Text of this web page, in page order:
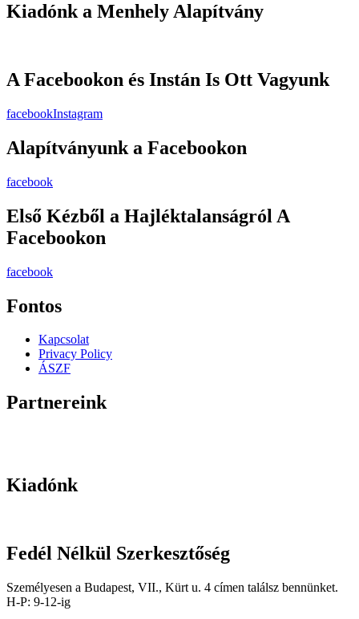
Kiadónk a Menhely Alapítvány
A Facebookon és Instán Is Ott Vagyunk
facebookInstagram
Alapítványunk a Facebookon
facebook
Első Kézből a Hajléktalanságról A
Facebookon
facebook
Fontos
Kapcsolat
Privacy Policy
ÁSZF
Partnereink
Kiadónk
Fedél Nélkül Szerkesztőség
Személyesen a Budapest, VII., Kürt u. 4 címen találsz bennünket.
H-P: 9-12-ig